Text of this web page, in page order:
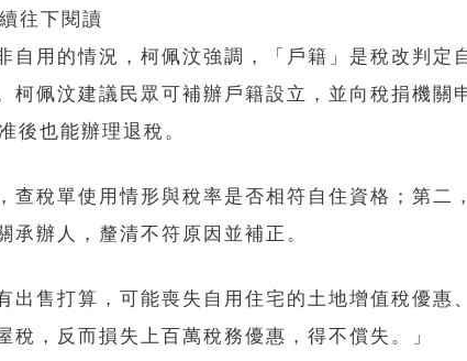
往下閱讀
用的情況，柯佩汶強調，「戶籍」是稅改判定
佩汶建議民眾可補辦戶籍設立，並向稅捐機關
後也能辦理退稅。
稅單使用情形與稅率是否相符自住資格；第二
辦人，釐清不符原因並補正。
售打算，可能喪失自用住宅的土地增值稅優惠
，反而損失上百萬稅務優惠，得不償失。」